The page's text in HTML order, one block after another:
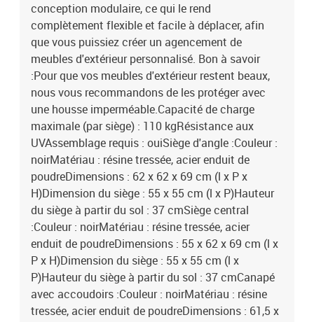
conception modulaire, ce qui le rend
complètement flexible et facile à déplacer, afin
que vous puissiez créer un agencement de
meubles d'extérieur personnalisé. Bon à savoir
:Pour que vos meubles d'extérieur restent beaux,
nous vous recommandons de les protéger avec
une housse imperméable.Capacité de charge
maximale (par siège) : 110 kgRésistance aux
UVAssemblage requis : ouiSiège d'angle :Couleur :
noirMatériau : résine tressée, acier enduit de
poudreDimensions : 62 x 62 x 69 cm (l x P x
H)Dimension du siège : 55 x 55 cm (l x P)Hauteur
du siège à partir du sol : 37 cmSiège central
:Couleur : noirMatériau : résine tressée, acier
enduit de poudreDimensions : 55 x 62 x 69 cm (l x
P x H)Dimension du siège : 55 x 55 cm (l x
P)Hauteur du siège à partir du sol : 37 cmCanapé
avec accoudoirs :Couleur : noirMatériau : résine
tressée, acier enduit de poudreDimensions : 61,5 x